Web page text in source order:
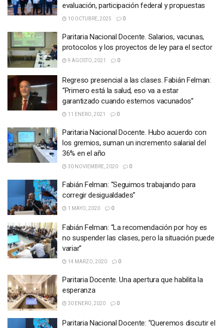
evaluación, participación federal y propuestas
10 OCTUBRE, 2025 0
Paritaria Nacional Docente. Salarios, vacunas,
protocolos y los proyectos de ley para el sector
9 AGOSTO, 2021 0
Regreso presencial a las clases. Fabián Felman:
“Primero está la salud, eso va a estar
garantizado cuando estemos vacunados”
11 ENERO, 2021 0
Paritaria Nacional Docente. Hubo acuerdo con
los gremios, suman un incremento salarial del
36% en el año
30 NOVIEMBRE, 2020 0
Fabián Felman: “Seguimos trabajando para
corregir desigualdades”
1 MAYO, 2020 0
Fabián Felman: “La recomendación por hoy es
no suspender las clases, pero la situación puede
variar”
14 MARZO, 2020 0
Paritaria Docente. Una apertura que habilita la
esperanza
30 ENERO, 2020 0
Paritaria Nacional Docente: “Queremos discutir el